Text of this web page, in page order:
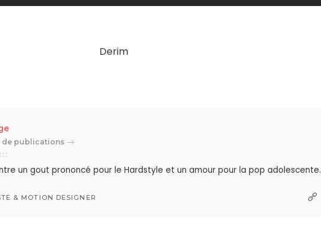
Derim
de publications
un gout prononcé pour le Hardstyle et un amour pour la pop adolescente.
& MOTION DESIGNER